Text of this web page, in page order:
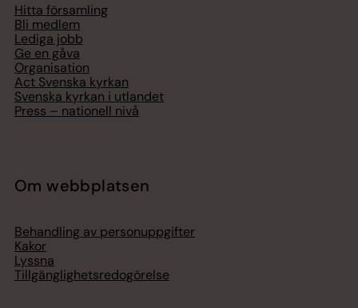
Hitta församling
Bli medlem
Lediga jobb
Ge en gåva
Organisation
Act Svenska kyrkan
Svenska kyrkan i utlandet
Press – nationell nivå
Om webbplatsen
Behandling av personuppgifter
Kakor
Lyssna
Tillgänglighetsredogörelse